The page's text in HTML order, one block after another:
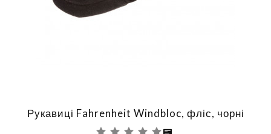
Рукавиці Fahrenheit Windbloc, фліс, чорні